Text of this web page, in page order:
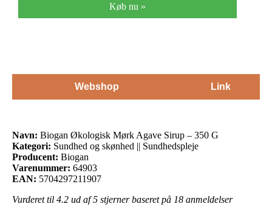
Køb nu »
Webshop Link
Navn: Biogan Økologisk Mørk Agave Sirup – 350 G
Kategori: Sundhed og skønhed || Sundhedspleje
Producent: Biogan
Varenummer: 64903
EAN: 5704297211907
Vurderet til 4.2 ud af 5 stjerner baseret på 18 anmeldelser